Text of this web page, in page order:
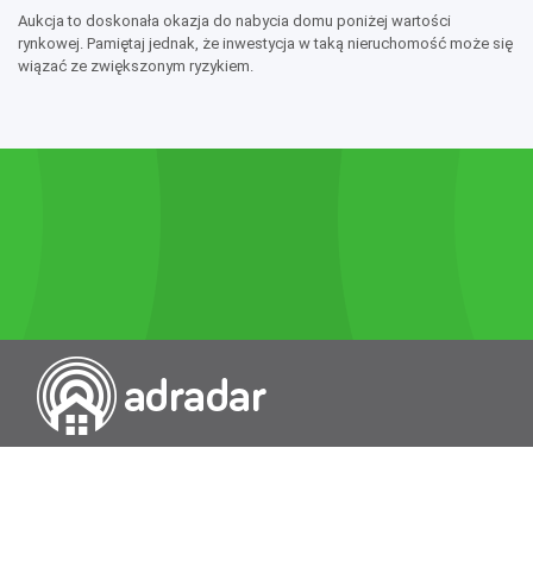
Aukcja to doskonała okazja do nabycia domu poniżej wartości
rynkowej. Pamiętaj jednak, że inwestycja w taką nieruchomość może się
wiązać ze zwiększonym ryzykiem.